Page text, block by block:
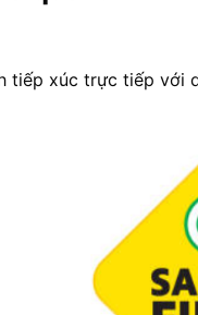
tiếp xúc trực tiếp với